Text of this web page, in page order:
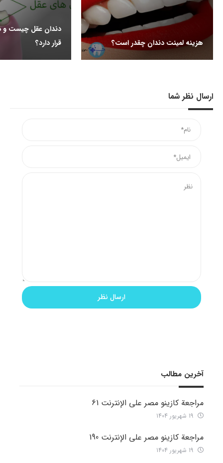
هزینه لمینت دندان چقدر است؟
دندان عقل چیست و
قرار دارد؟
ارسال نظر شما
آخرین مطالب
مراجعة كازينو مصر على الإنترنت 61
مراجعة كازينو مصر على الإنترنت 190